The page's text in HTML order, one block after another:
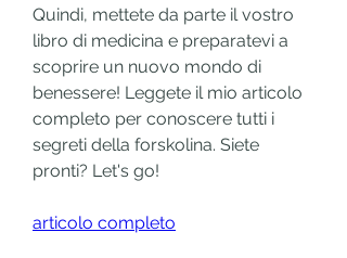
Quindi, mettete da parte il vostro
libro di medicina e preparatevi a
scoprire un nuovo mondo di
benessere! Leggete il mio articolo
completo per conoscere tutti i
segreti della forskolina. Siete
pronti? Let's go!
articolo completo